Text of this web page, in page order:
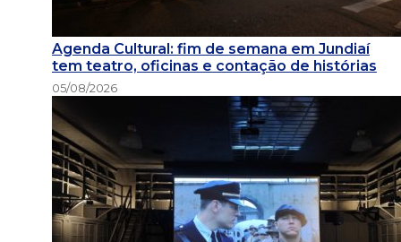
Agenda Cultural: fim de semana em Jundiaí
tem teatro, oficinas e contação de histórias
05/08/2026